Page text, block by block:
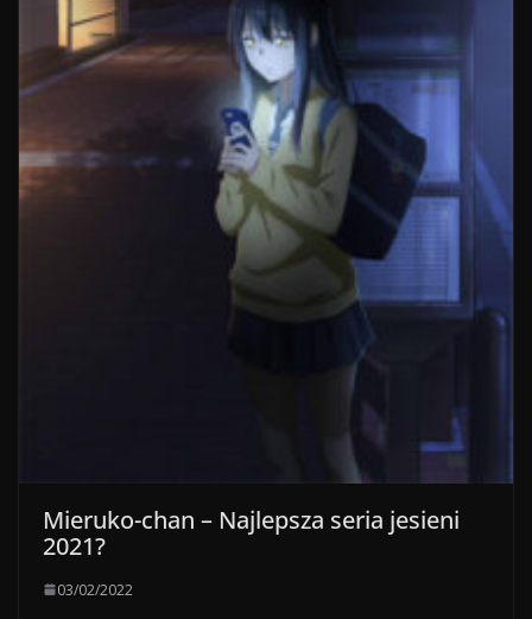
Mieruko-chan – Najlepsza seria jesieni
2021?
03/02/2022